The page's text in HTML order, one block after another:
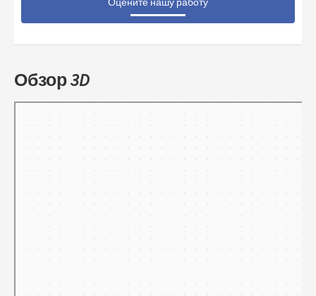
Обзор 3D